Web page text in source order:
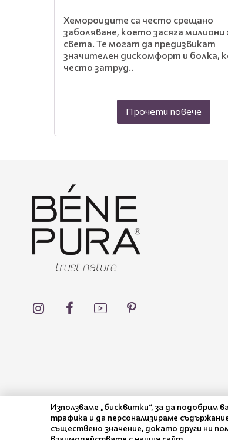
Хемороидите са често срещано
заболяване, което засяга милиони
света. Те могат да предизвикат
значителен дискомфорт и болка,
често затруд..
Прочети повече
Използваме „бисквитки“, за да подобрим
трафика и да персонализираме
съществено значение, докато други ни